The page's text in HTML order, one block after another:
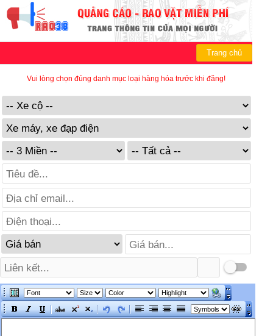
Trang chủ
Vui lòng chọn đúng danh mục loại hàng hóa trước khi đăng!